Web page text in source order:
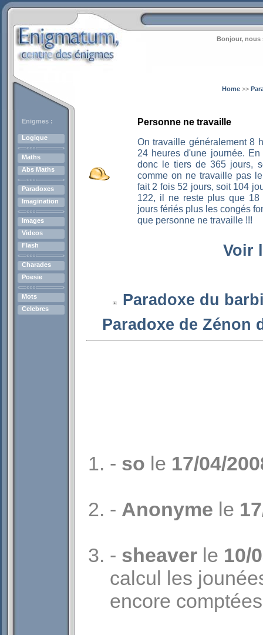
Bonjour, nous
Home >>
Enigmes :
Logique
Maths
Abs Maths
Paradoxes
Imagination
Images
Videos
Flash
Charades
Poesie
Mots
Celebres
Personne ne travaille
On travaille généralement 8
24 heures d'une journée.
donc le tiers de 365 jours,
comme on ne travaille pas
fait 2 fois 52 jours, soit 104
122, il ne reste plus que
jours fériés plus les congés
que personne ne travaille !!!
Voir
Paradoxe du
Paradoxe de Zénon
- so le 17/04/
- Anonyme le
- sheaver le 10/
calcul les
encore